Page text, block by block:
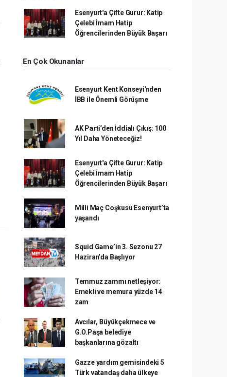
Esenyurt'a Çifte Gurur: Katip
Çelebi İmam Hatip
Öğrencilerinden Büyük Başarı
En Çok Okunanlar
Esenyurt Kent Konseyi'nden
İBB ile Önemli Görüşme
AK Parti’den İddialı Çıkış: 100
Yıl Daha Yöneteceğiz!
Esenyurt'a Çifte Gurur: Katip
Çelebi İmam Hatip
Öğrencilerinden Büyük Başarı
Milli Maç Coşkusu Esenyurt’ta
yaşandı
Squid Game’in 3. Sezonu 27
Haziran’da Başlıyor
Temmuz zammı netleşiyor:
Emekli ve memura yüzde 14
zam
Avcılar, Büyükçekmece ve
G.O.Paşa belediye
başkanlarına gözaltı
Gazze yardım gemisindeki 5
Türk vatandaş daha ülkeye